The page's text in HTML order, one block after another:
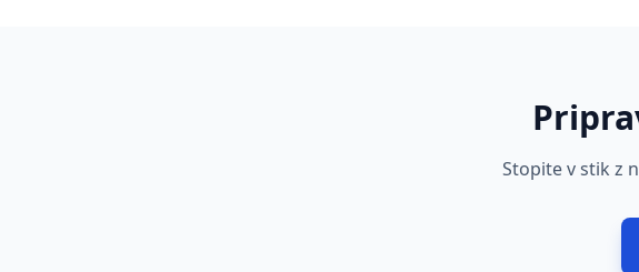
Stopite v stik z